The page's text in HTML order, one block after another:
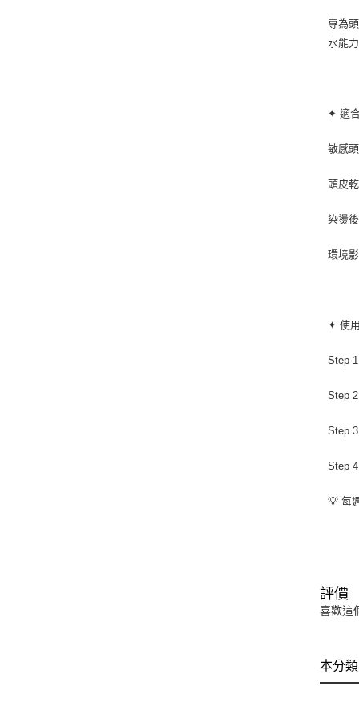
專為
水能
✦ 適
敏感
頭皮
染燙
環境
✦ 使
Step
Step
Step
Step
💡 每
評價
喜歡這
本分